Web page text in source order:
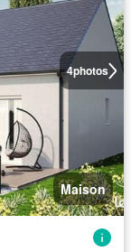
4photos
Maison